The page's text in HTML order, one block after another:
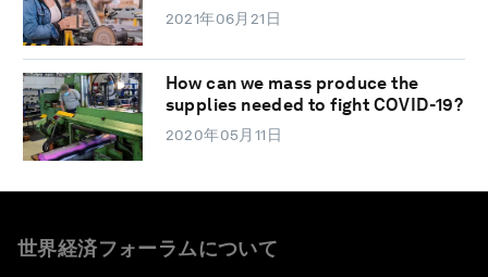
2021年06月21日
How can we mass produce the
supplies needed to fight COVID-19?
2020年05月11日
世界経済フォーラムについて